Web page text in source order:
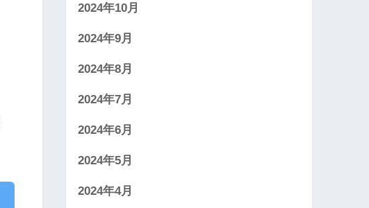
2024年10月
2024年9月
2024年8月
2024年7月
2024年6月
2024年5月
2024年4月